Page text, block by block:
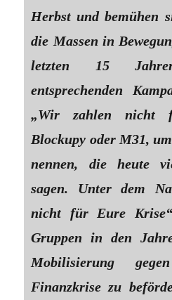
Herbst und bemühen
die Massen in
letzten 15
entsprechenden
„Wir zahlen nicht
Blockupy oder M31,
nennen, die heute
sagen. Unter dem
nicht für Eure
Gruppen in den
Mobilisierung
Finanzkrise zu